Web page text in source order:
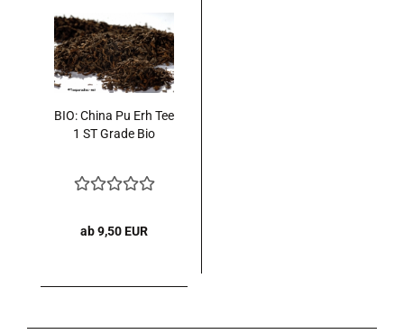
BIO: China Pu Erh Tee
1 ST Grade Bio
ab 9,50 EUR